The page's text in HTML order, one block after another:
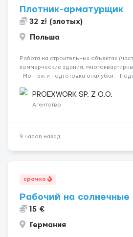
Плотник-арматурщик
32 zł (злотых)
Польша
Работа на строительных объектах
коммерческие здания,
- Монтаж и подготовка опалубки. -
Связка арматурных стержней. -
опалубки после за...
PROEXWORK SP. Z O.O.
Агентство
9 часов назад
срочно
Рабочий на солнечные
15 €
Германия